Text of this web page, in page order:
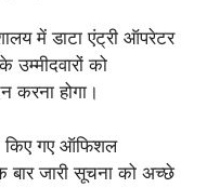
में डाटा एंट्री ऑपरेटर
को
करना होगा।
किए गए ऑफिशल
जारी सूचना को अच्छे